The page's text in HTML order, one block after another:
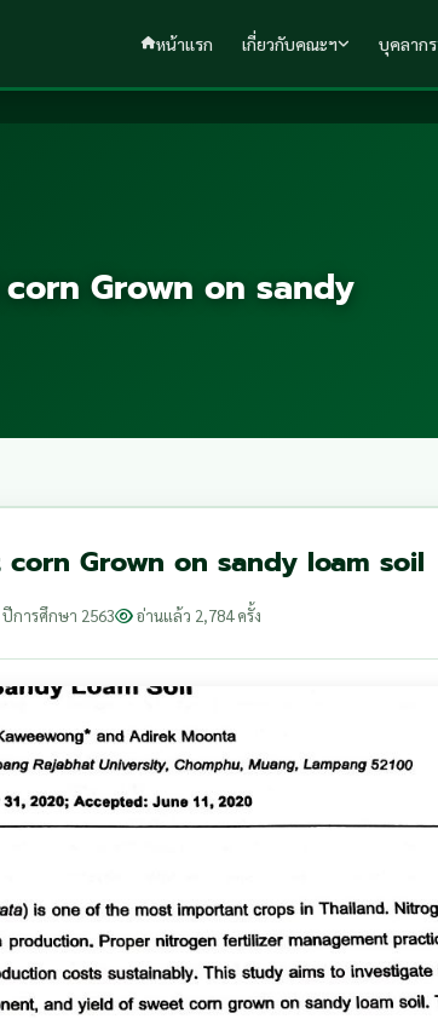
หน้าแรก เกี่ยวกับคณะฯ บุคลากร
Grown on sandy
Grown on sandy loam soil
ปีการศึกษา 2563 อ่านแล้ว 2,784 ครั้ง